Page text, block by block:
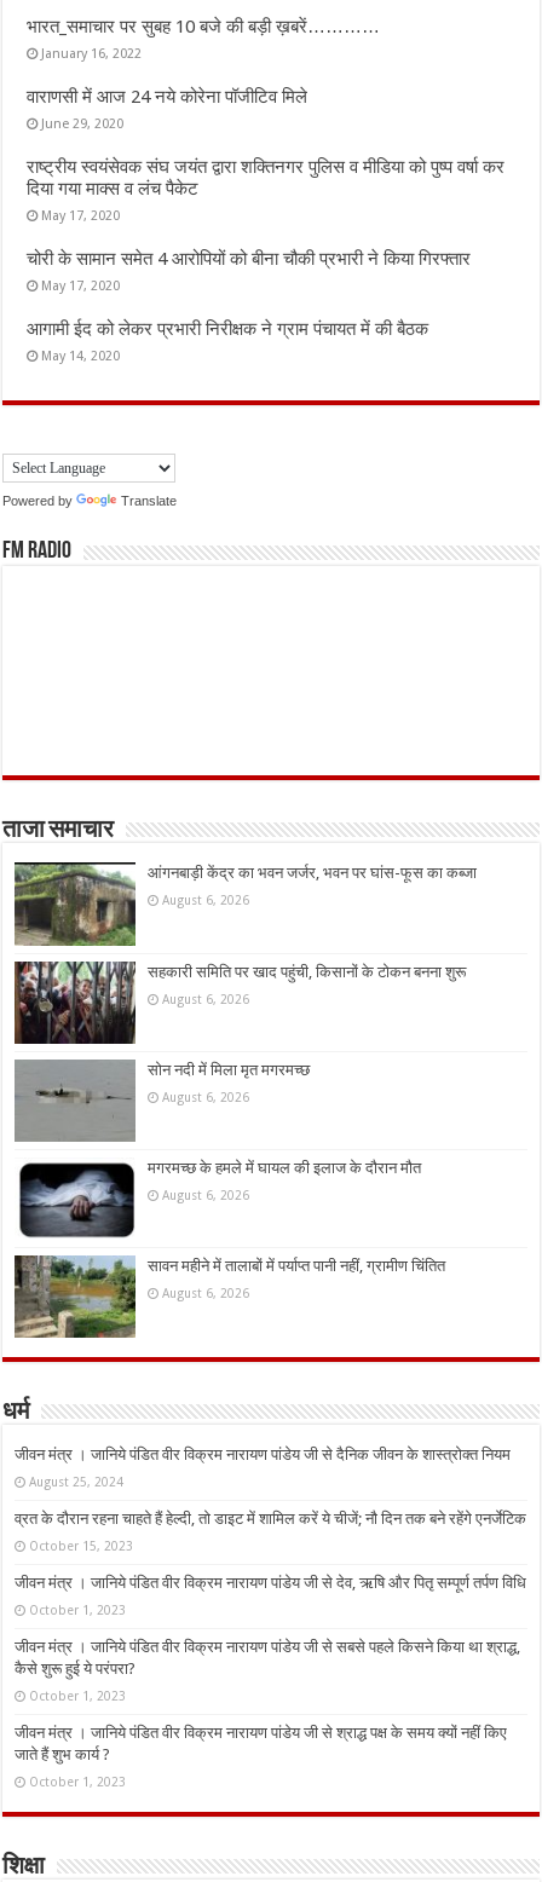
भारत_समाचार पर सुबह 10 बजे की बड़ी ख़बरें…………
January 16, 2022
वाराणसी में आज 24 नये कोरेना पॉजीटिव मिले
June 29, 2020
राष्ट्रीय स्वयंसेवक संघ जयंत द्वारा शक्तिनगर पुलिस व मीडिया को पुष्प वर्षा कर
दिया गया माक्स व लंच पैकेट
May 17, 2020
चोरी के सामान समेत 4 आरोपियों को बीना चौकी प्रभारी ने किया गिरफ्तार
May 17, 2020
आगामी ईद को लेकर प्रभारी निरीक्षक ने ग्राम पंचायत में की बैठक
May 14, 2020
Powered by Translate
FM Radio
ताजा समाचार
आंगनबाड़ी केंद्र का भवन जर्जर, भवन पर घांस-फूस का कब्जा
August 6, 2026
सहकारी समिति पर खाद पहुंची, किसानों के टोकन बनना शुरू
August 6, 2026
सोन नदी में मिला मृत मगरमच्छ
August 6, 2026
मगरमच्छ के हमले में घायल की इलाज के दौरान मौत
August 6, 2026
सावन महीने में तालाबों में पर्याप्त पानी नहीं, ग्रामीण चिंतित
August 6, 2026
धर्म
जीवन मंत्र । जानिये पंडित वीर विक्रम नारायण पांडेय जी से दैनिक जीवन के शास्त्रोक्त नियम
August 25, 2024
व्रत के दौरान रहना चाहते हैं हेल्दी, तो डाइट में शामिल करें ये चीजें; नौ दिन तक बने रहेंगे एनर्जेटिक
October 15, 2023
जीवन मंत्र । जानिये पंडित वीर विक्रम नारायण पांडेय जी से देव, ऋषि और पितृ सम्पूर्ण तर्पण विधि
October 1, 2023
जीवन मंत्र । जानिये पंडित वीर विक्रम नारायण पांडेय जी से सबसे पहले किसने किया था श्राद्ध,
कैसे शुरू हुई ये परंपरा?
October 1, 2023
जीवन मंत्र । जानिये पंडित वीर विक्रम नारायण पांडेय जी से श्राद्ध पक्ष के समय क्यों नहीं किए
जाते हैं शुभ कार्य ?
October 1, 2023
शिक्षा